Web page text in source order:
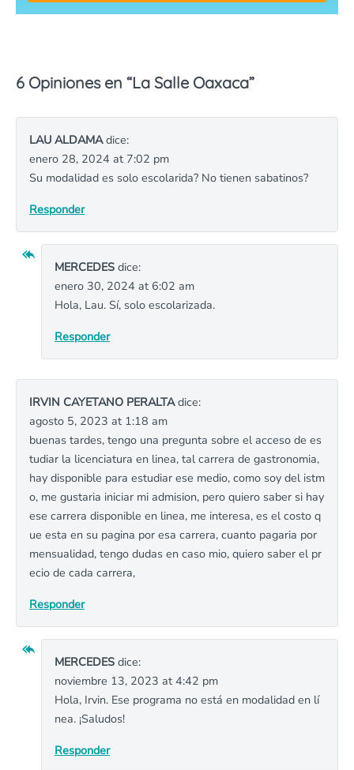
6 Opiniones en “La Salle Oaxaca”
LAU ALDAMAdice:
enero 28, 2024 at 7:02 pm
Su modalidad es solo escolarida? No tienen sabatinos?
Responder
MERCEDES dice:
enero 30, 2024 at 6:02 am
Hola, Lau. Sí, solo escolarizada.
Responder
IRVIN CAYETANO PERALTAdice:
agosto 5, 2023 at 1:18 am
buenas tardes, tengo una pregunta sobre el acceso de es
tudiar la licenciatura en linea, tal carrera de gastronomia,
hay disponible para estudiar ese medio, como soy del istm
o, me gustaria iniciar mi admision, pero quiero saber si hay
ese carrera disponible en linea, me interesa, es el costo q
ue esta en su pagina por esa carrera, cuanto pagaria por
mensualidad, tengo dudas en caso mio, quiero saber el pr
ecio de cada carrera,
Responder
MERCEDES dice:
noviembre 13, 2023 at 4:42 pm
Hola, Irvin. Ese programa no está en modalidad en lí
nea. ¡Saludos!
Responder